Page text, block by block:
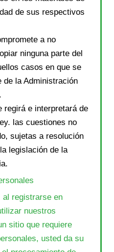
de sus respectivos
a no
ninguna parte del
casos en que se
de la Administración
regirá e interpretará de
las cuestiones no
sujetas a resolución
legislación de la
al registrarse en
nuestros
sitio que requiere
usted da su